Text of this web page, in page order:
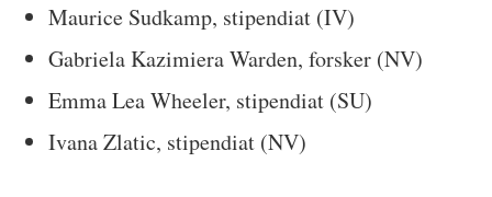
Maurice Sudkamp, stipendiat (IV)
Gabriela Kazimiera Warden, forsker (NV)
Emma Lea Wheeler, stipendiat (SU)
Ivana Zlatic, stipendiat (NV)